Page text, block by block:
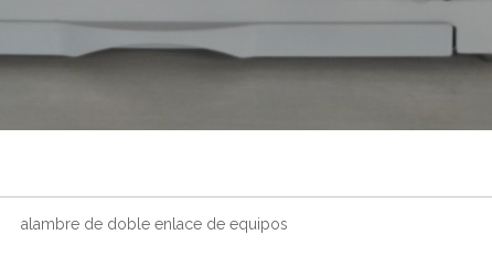
alambre de doble enlace de equipos